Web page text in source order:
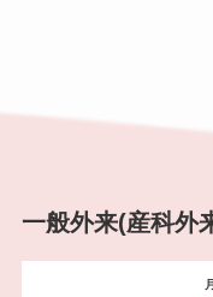
一般外来(産科外
月